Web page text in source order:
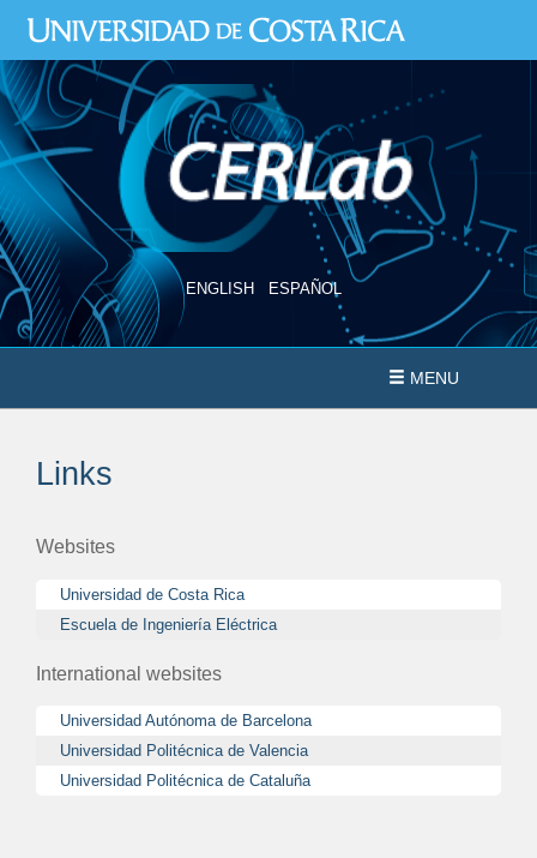
main
content
ENGLISH ESPAÑOL
MENU
Links
Websites
Universidad de Costa Rica
Escuela de Ingeniería Eléctrica
International websites
Universidad Autónoma de Barcelona
Universidad Politécnica de Valencia
Universidad Politécnica de Cataluña